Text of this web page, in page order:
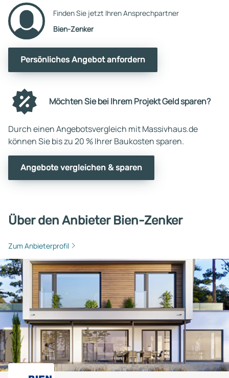
Finden Sie jetzt Ihren Ansprechpartner
Bien-Zenker
Persönliches Angebot anfordern
Möchten Sie bei Ihrem Projekt Geld sparen?
Durch einen Angebotsvergleich mit Massivhaus.de
können Sie bis zu 20 % Ihrer Baukosten sparen.
Angebote vergleichen & sparen
Über den Anbieter Bien-Zenker
Zum Anbieterprofil